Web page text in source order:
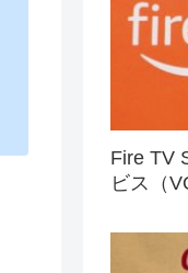
Fire TV
ビス（